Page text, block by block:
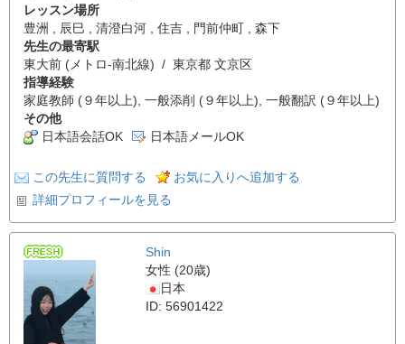
レッスン場所
豊洲 , 辰巳 , 清澄白河 , 住吉 , 門前仲町 , 森下
先生の最寄駅
東大前 (メトロ-南北線) / 東京都 文京区
指導経験
家庭教師 (９年以上), 一般添削 (９年以上), 一般翻訳 (９年以上)
その他
日本語会話OK
日本語メールOK
この先生に質問する
お気に入りへ追加する
詳細プロフィールを見る
Shin
女性 (20歳)
日本
ID: 56901422